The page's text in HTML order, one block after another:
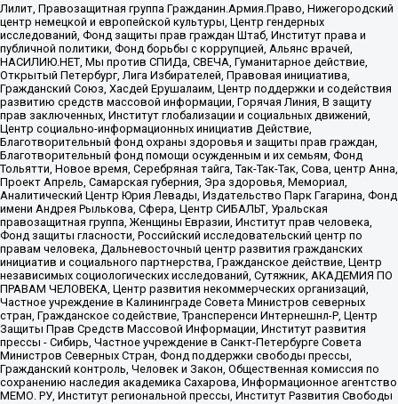
Лилит, Правозащитная группа Гражданин.Армия.Право, Нижегородский
центр немецкой и европейской культуры, Центр гендерных
исследований, Фонд защиты прав граждан Штаб, Институт права и
публичной политики, Фонд борьбы с коррупцией, Альянс врачей,
НАСИЛИЮ.НЕТ, Мы против СПИДа, СВЕЧА, Гуманитарное действие,
Открытый Петербург, Лига Избирателей, Правовая инициатива,
Гражданский Союз, Хасдей Ерушалаим, Центр поддержки и содействия
развитию средств массовой информации, Горячая Линия, В защиту
прав заключенных, Институт глобализации и социальных движений,
Центр социально-информационных инициатив Действие,
Благотворительный фонд охраны здоровья и защиты прав граждан,
Благотворительный фонд помощи осужденным и их семьям, Фонд
Тольятти, Новое время, Серебряная тайга, Так-Так-Так, Сова, центр Анна,
Проект Апрель, Самарская губерния, Эра здоровья, Мемориал,
Аналитический Центр Юрия Левады, Издательство Парк Гагарина, Фонд
имени Андрея Рылькова, Сфера, Центр СИБАЛЬТ, Уральская
правозащитная группа, Женщины Евразии, Институт прав человека,
Фонд защиты гласности, Российский исследовательский центр по
правам человека, Дальневосточный центр развития гражданских
инициатив и социального партнерства, Гражданское действие, Центр
независимых социологических исследований, Сутяжник, АКАДЕМИЯ ПО
ПРАВАМ ЧЕЛОВЕКА, Центр развития некоммерческих организаций,
Частное учреждение в Калининграде Совета Министров северных
стран, Гражданское содействие, Трансперенси Интернешнл-Р, Центр
Защиты Прав Средств Массовой Информации, Институт развития
прессы - Сибирь, Частное учреждение в Санкт-Петербурге Совета
Министров Северных Стран, Фонд поддержки свободы прессы,
Гражданский контроль, Человек и Закон, Общественная комиссия по
сохранению наследия академика Сахарова, Информационное агентство
МЕМО. РУ, Институт региональной прессы, Институт Развития Свободы